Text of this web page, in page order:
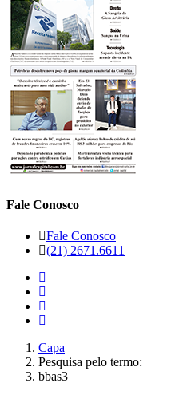
Fale Conosco
Fale Conosco
(21) 2671.6611
Capa
Pesquisa pelo termo:
bbas3